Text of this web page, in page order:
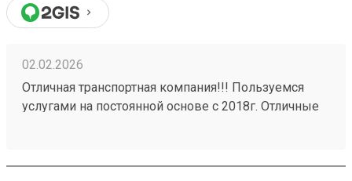
02.02.2026
Отличная транспортная компания!!! Пользуемся
услугами на постоянной основе с 2018г. Отличные
задержек в доставке грузов. Даже присылают